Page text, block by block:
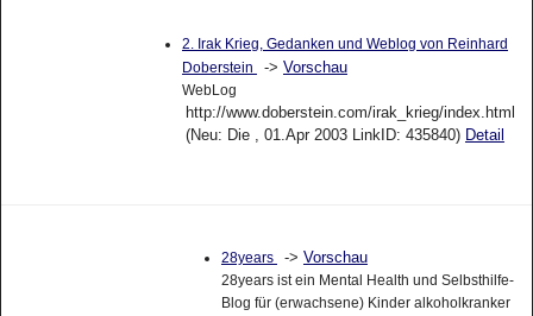
2. Irak Krieg, Gedanken und Weblog von Reinhard
Doberstein
-> Vorschau
WebLog
http://www.doberstein.com/irak_krieg/index.html
(Neu: Die , 01.Apr 2003 LinkID: 435840) Detail
28years -> Vorschau
28years ist ein Mental Health und Selbsthilfe-
Blog für (erwachsene) Kinder alkoholkranker